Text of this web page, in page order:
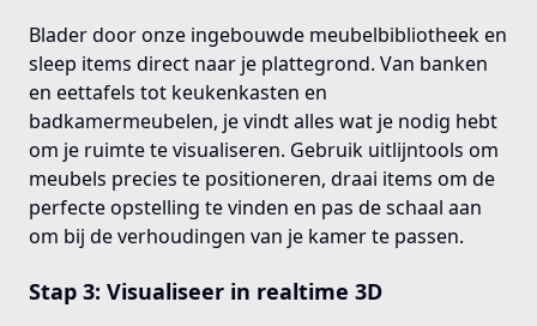
Blader door onze ingebouwde meubelbibliotheek en
sleep items direct naar je plattegrond. Van banken
en eettafels tot keukenkasten en
badkamermeubelen, je vindt alles wat je nodig hebt
om je ruimte te visualiseren. Gebruik uitlijntools om
meubels precies te positioneren, draai items om de
perfecte opstelling te vinden en pas de schaal aan
om bij de verhoudingen van je kamer te passen.
Stap 3: Visualiseer in realtime 3D